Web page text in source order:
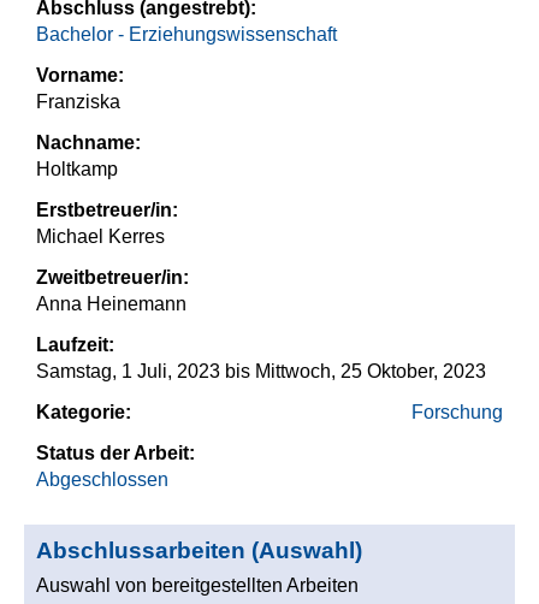
Abschluss (angestrebt):
Bachelor - Erziehungswissenschaft
Vorname:
Franziska
Nachname:
Holtkamp
Erstbetreuer/in:
Michael Kerres
Zweitbetreuer/in:
Anna Heinemann
Laufzeit:
Samstag, 1 Juli, 2023 bis Mittwoch, 25 Oktober, 2023
Kategorie:
Forschung
Status der Arbeit:
Abgeschlossen
Abschlussarbeiten (Auswahl)
Auswahl von bereitgestellten Arbeiten